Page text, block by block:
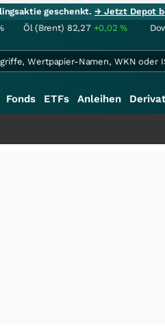
geschenkt.→ Jetzt Depot
Öl (Brent) 82,27 +0,02%
Fonds ETFs Anleihen